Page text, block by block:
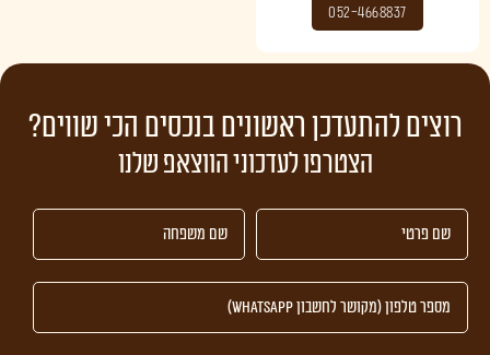
052-4668837
רוצים להתעדכן ראשונים בנכסים הכי שווים?